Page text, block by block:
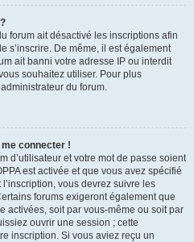
forum ait désactivé les inscriptions afin
s’inscrire. De même, il est également
ait banni votre adresse IP ou interdit
souhaitez utiliser. Pour plus
du forum.
connecter !
d’utilisateur et votre mot de passe soient
est activée et que vous avez spécifié
vous devrez suivre les
forums exigeront également que
activées, soit par vous-même ou soit par
ouvrir une session ; cette
inscription. Si vous aviez reçu un